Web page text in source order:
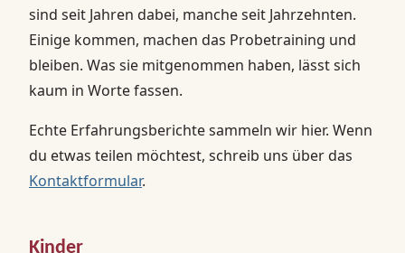
sind seit Jahren dabei, manche seit Jahrzehnten.
Einige kommen, machen das Probetraining und
bleiben. Was sie mitgenommen haben, lässt sich
kaum in Worte fassen.
Echte Erfahrungsberichte sammeln wir hier. Wenn
du etwas teilen möchtest, schreib uns über das
Kontaktformular.
Kinder